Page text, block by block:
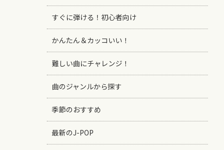
すぐに弾ける！初心者向け
かんたん＆カッコいい！
難しい曲にチャレンジ！
曲のジャンルから探す
季節のおすすめ
最新のJ-POP